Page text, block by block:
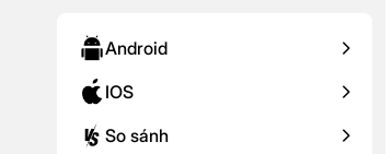
Android
IOS
So sánh